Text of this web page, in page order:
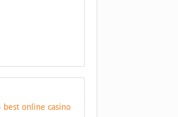
best online casino